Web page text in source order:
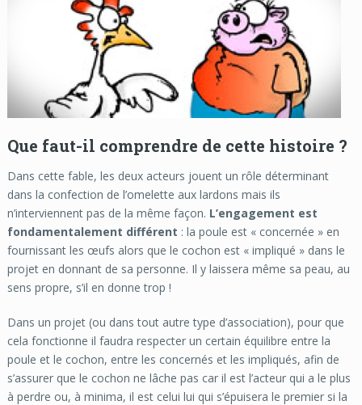
Que faut-il comprendre de cette histoire ?
Dans cette fable, les deux acteurs jouent un rôle déterminant
dans la confection de l’omelette aux lardons mais ils
n’interviennent pas de la même façon. L’engagement est
fondamentalement différent : la poule est « concernée » en
fournissant les œufs alors que le cochon est « impliqué » dans le
projet en donnant de sa personne. Il y laissera même sa peau, au
sens propre, s’il en donne trop !
Dans un projet (ou dans tout autre type d’association), pour que
cela fonctionne il faudra respecter un certain équilibre entre la
poule et le cochon, entre les concernés et les impliqués, afin de
s’assurer que le cochon ne lâche pas car il est l’acteur qui a le plus
à perdre ou, à minima, il est celui lui qui s’épuisera le premier si la